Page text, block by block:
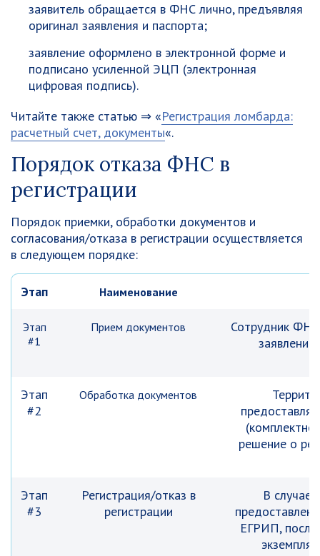
заявитель обращается в ФНС лично, предъявляя
оригинал заявления и паспорта;
заявление оформлено в электронной форме и
подписано усиленной ЭЦП (электронная
цифровая подпись).
Читайте также статью ⇒ «Регистрация ломбарда:
расчетный счет, документы«.
Порядок отказа ФНС в
регистрации
Порядок приемки, обработки документов и
согласования/отказа в регистрации осуществляется
в следующем порядке:
Этап Наименование
Этап
#1
Прием документов
Сотрудник ФНС
Этап
#2
Обработка документов
решение о
Этап
#3
Регистрация/отказ в
регистрации
В случае
ЕГРИП, после